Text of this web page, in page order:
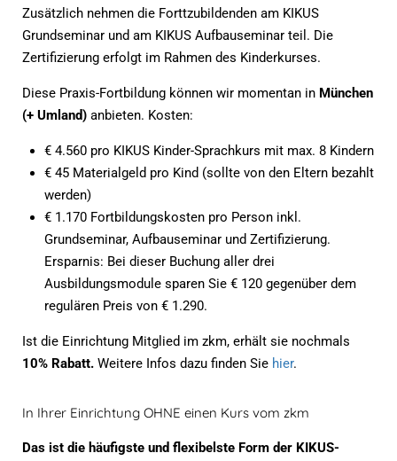
Zusätzlich nehmen die Forttzubildenden am KIKUS
Grundseminar und am KIKUS Aufbauseminar teil. Die
Zertifizierung erfolgt im Rahmen des Kinderkurses.
Diese Praxis-Fortbildung können wir momentan in München
(+ Umland) anbieten. Kosten:
€ 4.560 pro KIKUS Kinder-Sprachkurs mit max. 8 Kindern
€ 45 Materialgeld pro Kind (sollte von den Eltern bezahlt
werden)
€ 1.170 Fortbildungskosten pro Person inkl.
Grundseminar, Aufbauseminar und Zertifizierung.
Ersparnis: Bei dieser Buchung aller drei
Ausbildungsmodule sparen Sie € 120 gegenüber dem
regulären Preis von € 1.290.
Ist die Einrichtung Mitglied im zkm, erhält sie nochmals
10% Rabatt. Weitere Infos dazu finden Sie hier.
In Ihrer Einrichtung OHNE einen Kurs vom zkm
Das ist die häufigste und flexibelste Form der KIKUS-